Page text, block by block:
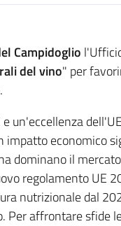
Campidoglio
del vino" per
un'eccellenza
economico
dominano il
regolamento UE
nutrizionale dal
Per affrontare sfide